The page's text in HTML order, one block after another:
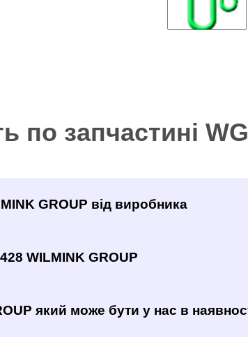
по запчастині
GROUP від виробника
WILMINK GROUP
який може бути у нас в